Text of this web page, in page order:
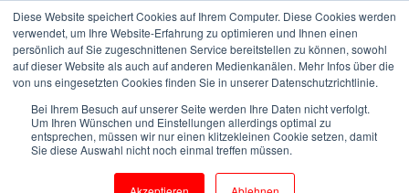
Diese Website speichert Cookies auf Ihrem Computer. Diese Cookies werden
verwendet, um Ihre Website-Erfahrung zu optimieren und Ihnen einen
persönlich auf Sie zugeschnittenen Service bereitstellen zu können, sowohl
auf dieser Website als auch auf anderen Medienkanälen. Mehr Infos über die
von uns eingesetzten Cookies finden Sie in unserer Datenschutzrichtlinie.
Bei Ihrem Besuch auf unserer Seite werden Ihre Daten nicht verfolgt.
Um Ihren Wünschen und Einstellungen allerdings optimal zu
entsprechen, müssen wir nur einen klitzekleinen Cookie setzen, damit
Sie diese Auswahl nicht noch einmal treffen müssen.
Willkommen, Wolfgang
Wallesch!